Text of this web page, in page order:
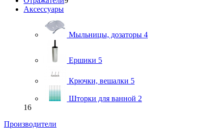
Аксессуары
Мыльницы, дозаторы 4
Ершики 5
Крючки, вешалки 5
Шторки для ванной 2
16
Производители